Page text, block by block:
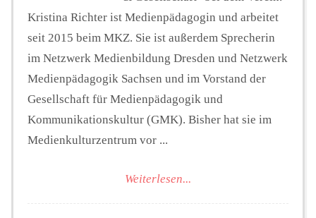
Kristina Richter ist Medienpädagogin und arbeitet
seit 2015 beim MKZ. Sie ist außerdem Sprecherin
im Netzwerk Medienbildung Dresden und Netzwerk
Medienpädagogik Sachsen und im Vorstand der
Gesellschaft für Medienpädagogik und
Kommunikationskultur (GMK). Bisher hat sie im
Medienkulturzentrum vor ...
Weiterlesen...